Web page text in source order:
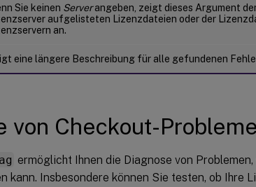
Sie keinen Serverangeben, zeigt dieses Argument
aufgelisteten Lizenzdateien oder der
an.
eine längere Beschreibung für alle gefundenen
von Checkout-
ermöglicht Ihnen die Diagnose von
kann. Insbesondere können Sie testen, ob Ihre